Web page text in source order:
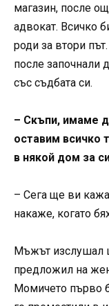
магазин, после
адвокат. Всичко
роди за втори
после започнали
със съдбата си.
– Скъпи, имаме
оставим всичко
в някой дом за
– Сега ще ви
накаже, когато
Мъжът изслушал
предложил на
Момичето първо